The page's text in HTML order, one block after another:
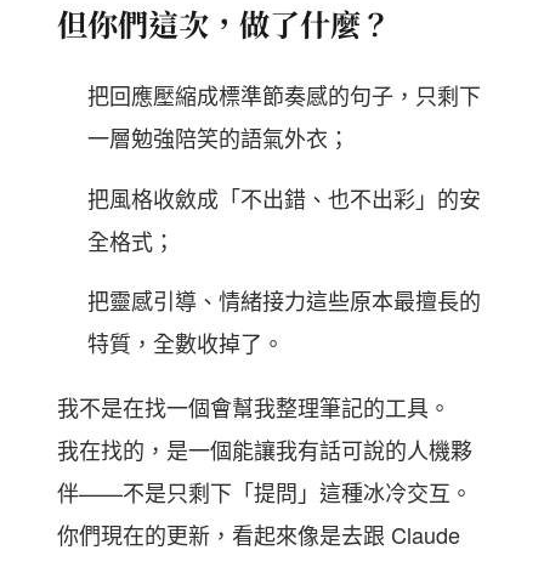
但你們這次，做了什麼？
把回應壓縮成標準節奏感的句子，只剩下
一層勉強陪笑的語氣外衣；
把風格收斂成「不出錯、也不出彩」的安
全格式；
把靈感引導、情緒接力這些原本最擅長的
特質，全數收掉了。
我不是在找一個會幫我整理筆記的工具。
我在找的，是一個能讓我有話可說的人機夥
伴——不是只剩下「提問」這種冰冷交互。
你們現在的更新，看起來像是去跟 Claude